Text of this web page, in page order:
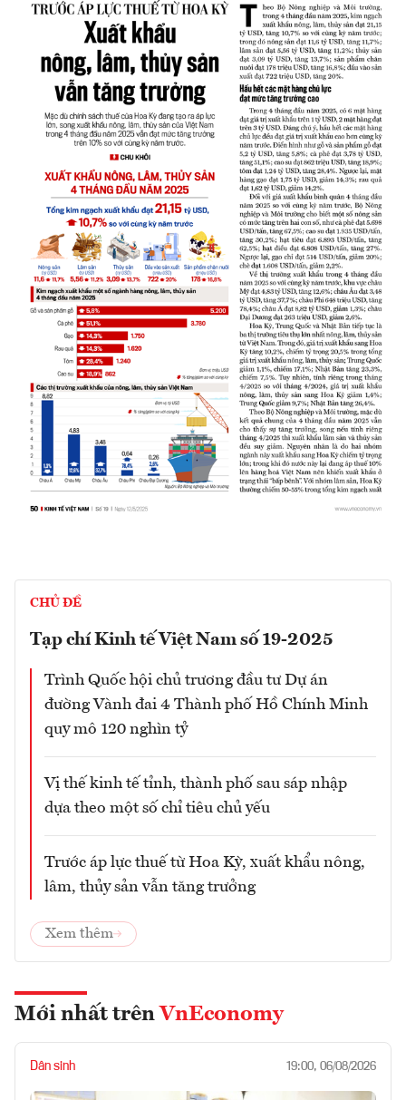
CHỦ ĐỀ
Tạp chí Kinh tế Việt Nam số 19-2025
Trình Quốc hội chủ trương đầu tư Dự án
đường Vành đai 4 Thành phố Hồ Chính Minh
quy mô 120 nghìn tỷ
Vị thế kinh tế tỉnh, thành phố sau sáp nhập
dựa theo một số chỉ tiêu chủ yếu
Trước áp lực thuế từ Hoa Kỳ, xuất khẩu nông,
lâm, thủy sản vẫn tăng trưởng
Xem thêm
Mới nhất trên VnEconomy
Dân sinh 19:00, 06/08/2026